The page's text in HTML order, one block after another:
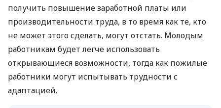
получить повышение заработной платы или
производительности труда, в то время как те, кто
не может этого сделать, могут отстать. Молодым
работникам будет легче использовать
открывающиеся возможности, тогда как пожилые
работники могут испытывать трудности с
адаптацией.